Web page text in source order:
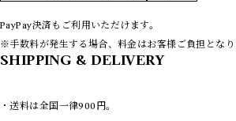
VEST
COATS
LEATHER
NEW ARRIVAS
PayPay決済もご利用いただけます。
※手数料が発生する場合、料金はお客様ご負担となり
SHIPPING & DELIVERY
・送料は全国一律900円。